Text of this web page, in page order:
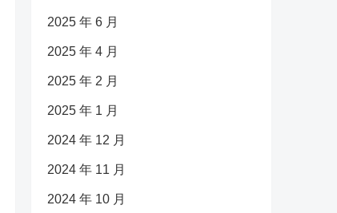
2025 年 6 月
2025 年 4 月
2025 年 2 月
2025 年 1 月
2024 年 12 月
2024 年 11 月
2024 年 10 月